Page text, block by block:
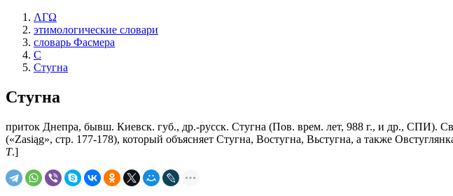
ΛΓΩ
этимологические словари
словарь Фасмера
С
Стугна
Стугна
приток Днепра, бывш. Киевск. губ., др.-русск. Стугна (Пов. врем. лет, 988 г., и др., СПИ).
(«Zasiąg», стр. 177-178), который объясняет Стугна, Востугна, Вьстугна, а также
Т.]